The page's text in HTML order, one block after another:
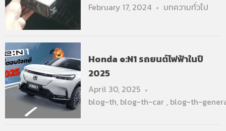
February 17, 2024 บทความทั่วไป
Honda e:N1 รถยนต์ไฟฟ้าในปี
2025
April 30, 2025
blog-th, blog-th-car , blog-th-